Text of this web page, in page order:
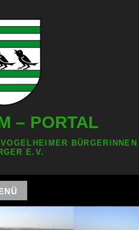
– PORTAL
BÜRGERINNEN
E.V.